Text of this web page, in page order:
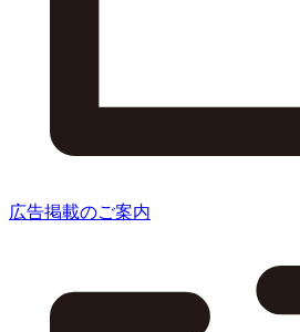
広告掲載のご案内